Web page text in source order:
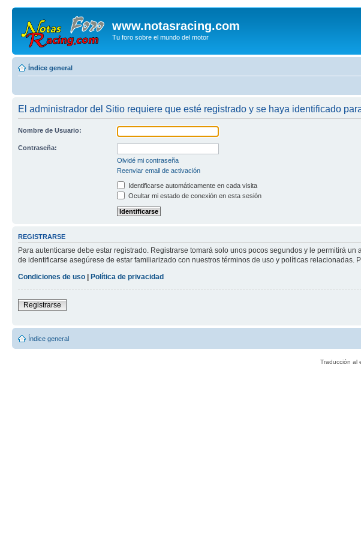
www.notasracing.com
Tu foro sobre el mundo del motor
Índice general
El administrador del Sitio requiere que esté registrado y se haya identificado
Nombre de Usuario:
Contraseña:
Olvidé mi contraseña
Reenviar email de activación
Identificarse automáticamente en cada visita
Ocultar mi estado de conexión en esta sesión
REGISTRARSE
Para autenticarse debe estar registrado. Registrarse tomará solo unos pocos segundos y le permitirá
de identificarse asegúrese de estar familiarizado con nuestros términos de uso y políticas relacionadas.
Condiciones de uso
Política de privacidad
Registrarse
Índice general
Traducción al